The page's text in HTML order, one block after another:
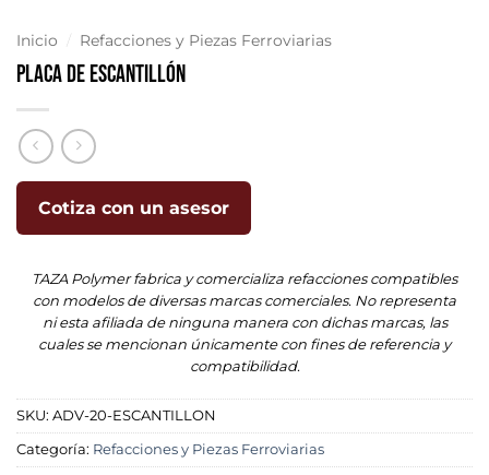
Inicio Refacciones y Piezas Ferroviarias
Placa de Escantillón
Cotiza con un asesor
TAZA Polymer fabrica y comercializa refacciones compatibles
con modelos de diversas marcas comerciales. No representa
ni esta afiliada de ninguna manera con dichas marcas, las
cuales se mencionan únicamente con fines de referencia y
compatibilidad.
SKU: ADV-20-ESCANTILLON
Categoría: Refacciones y Piezas Ferroviarias